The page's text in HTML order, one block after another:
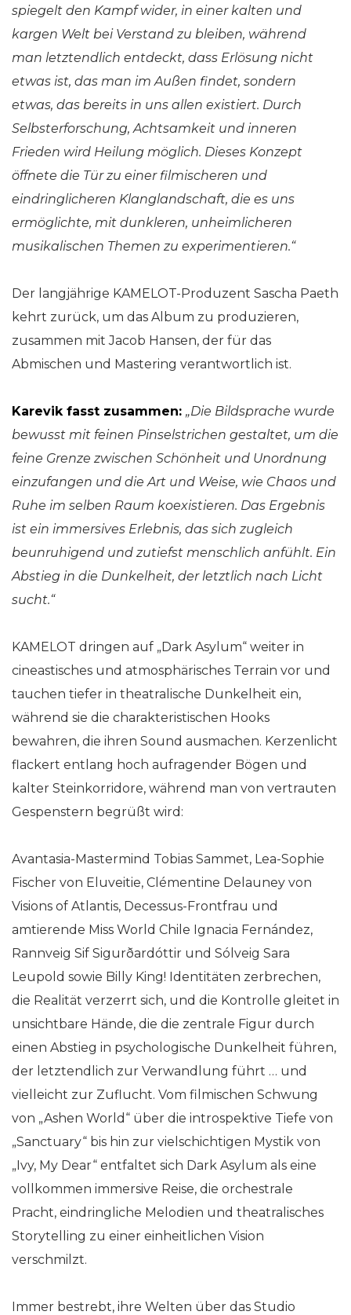
spiegelt den Kampf wider, in einer kalten und
kargen Welt bei Verstand zu bleiben, während
man letztendlich entdeckt, dass Erlösung nicht
etwas ist, das man im Außen findet, sondern
etwas, das bereits in uns allen existiert. Durch
Selbsterforschung, Achtsamkeit und inneren
Frieden wird Heilung möglich. Dieses Konzept
öffnete die Tür zu einer filmischeren und
eindringlicheren Klanglandschaft, die es uns
ermöglichte, mit dunkleren, unheimlicheren
musikalischen Themen zu experimentieren.“
Der langjährige KAMELOT-Produzent Sascha Paeth
kehrt zurück, um das Album zu produzieren,
zusammen mit Jacob Hansen, der für das
Abmischen und Mastering verantwortlich ist.
Karevik fasst zusammen: „Die Bildsprache wurde
bewusst mit feinen Pinselstrichen gestaltet, um die
feine Grenze zwischen Schönheit und Unordnung
einzufangen und die Art und Weise, wie Chaos und
Ruhe im selben Raum koexistieren. Das Ergebnis
ist ein immersives Erlebnis, das sich zugleich
beunruhigend und zutiefst menschlich anfühlt. Ein
Abstieg in die Dunkelheit, der letztlich nach Licht
sucht.“
KAMELOT dringen auf „Dark Asylum“ weiter in
cineastisches und atmosphärisches Terrain vor und
tauchen tiefer in theatralische Dunkelheit ein,
während sie die charakteristischen Hooks
bewahren, die ihren Sound ausmachen. Kerzenlicht
flackert entlang hoch aufragender Bögen und
kalter Steinkorridore, während man von vertrauten
Gespenstern begrüßt wird:
Avantasia-Mastermind Tobias Sammet, Lea-Sophie
Fischer von Eluveitie, Clémentine Delauney von
Visions of Atlantis, Decessus-Frontfrau und
amtierende Miss World Chile Ignacia Fernández,
Rannveig Sif Sigurðardóttir und Sólveig Sara
Leupold sowie Billy King! Identitäten zerbrechen,
die Realität verzerrt sich, und die Kontrolle gleitet in
unsichtbare Hände, die die zentrale Figur durch
einen Abstieg in psychologische Dunkelheit führen,
der letztendlich zur Verwandlung führt … und
vielleicht zur Zuflucht. Vom filmischen Schwung
von „Ashen World“ über die introspektive Tiefe von
„Sanctuary“ bis hin zur vielschichtigen Mystik von
„Ivy, My Dear“ entfaltet sich Dark Asylum als eine
vollkommen immersive Reise, die orchestrale
Pracht, eindringliche Melodien und theatralisches
Storytelling zu einer einheitlichen Vision
verschmilzt.
Immer bestrebt, ihre Welten über das Studio